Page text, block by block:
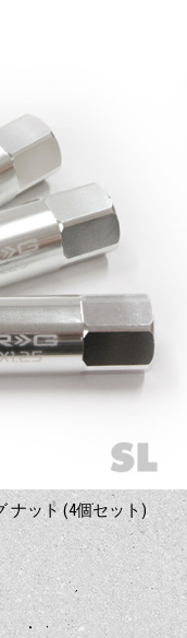
ナット (4個セット)